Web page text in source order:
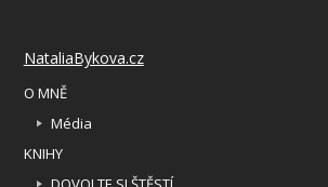
NataliaBykova.cz
O MNĚ
Média
KNIHY